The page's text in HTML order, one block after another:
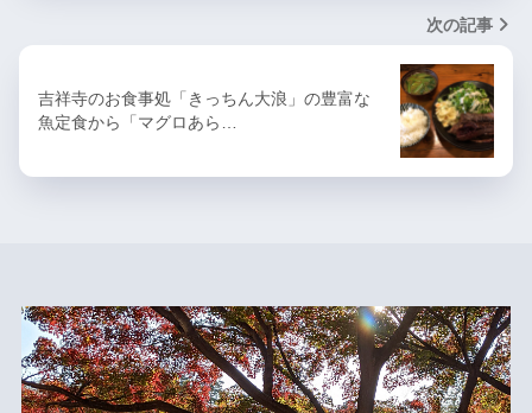
次の記事
吉祥寺のお食事処「きっちん大浪」の豊富な
魚定食から「マグロあら…